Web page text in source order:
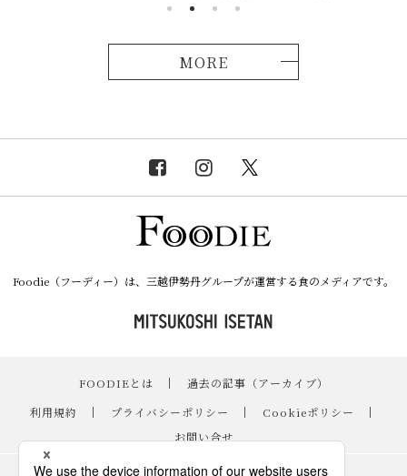
MORE
Foodie（フーディー）は、三越伊勢丹グループが運営する食のメディアです。
FOODIEとは ｜
過去の記事（アーカイブ）
｜
利用規約 ｜ プライバシーポリシー ｜ Cookieポリシー
｜
お問い合せ
レシピ ｜ スイーツ